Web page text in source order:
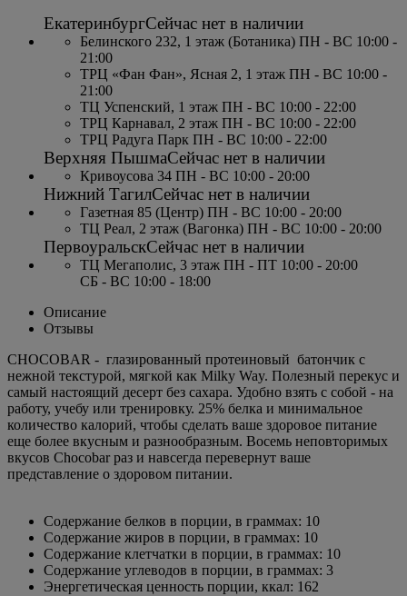
ЕкатеринбургСейчас нет в наличии
Белинского 232, 1 этаж (Ботаника) ПН - ВС 10:00 -
21:00
ТРЦ «Фан Фан», Ясная 2, 1 этаж ПН - ВС 10:00 -
21:00
ТЦ Успенский, 1 этаж ПН - ВС 10:00 - 22:00
ТРЦ Карнавал, 2 этаж ПН - ВС 10:00 - 22:00
ТРЦ Радуга Парк ПН - ВС 10:00 - 22:00
Верхняя ПышмаСейчас нет в наличии
Кривоусова 34 ПН - ВС 10:00 - 20:00
Нижний ТагилСейчас нет в наличии
Газетная 85 (Центр) ПН - ВС 10:00 - 20:00
ТЦ Реал, 2 этаж (Вагонка) ПН - ВС 10:00 - 20:00
ПервоуральскСейчас нет в наличии
ТЦ Мегаполис, 3 этаж ПН - ПТ 10:00 - 20:00
СБ - ВС 10:00 - 18:00
Описание
Отзывы
CHOCOBAR - глазированный протеиновый батончик с
нежной текстурой, мягкой как Milky Way. Полезный перекус и
самый настоящий десерт без сахара. Удобно взять с собой - на
работу, учебу или тренировку. 25% белка и минимальное
количество калорий, чтобы сделать ваше здоровое питание
еще более вкусным и разнообразным. Восемь неповторимых
вкусов Chocobar раз и навсегда перевернут ваше
представление о здоровом питании.
Содержание белков в порции, в граммах: 10
Содержание жиров в порции, в граммах: 10
Содержание клетчатки в порции, в граммах: 10
Содержание углеводов в порции, в граммах: 3
Энергетическая ценность порции, ккал: 162